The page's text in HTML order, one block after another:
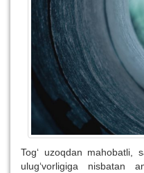
Tog‘ uzoqdan mahobatli,
ulug‘vorligiga nisbatan